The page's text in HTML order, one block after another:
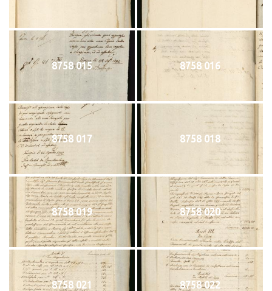
8758 015 8758 016
8758 017 8758 018
8758 019 8758 020
8758 021 8758 022